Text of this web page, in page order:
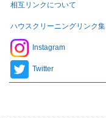
相互リンクについて
ハウスクリーニングリンク集
Instagram
Twitter